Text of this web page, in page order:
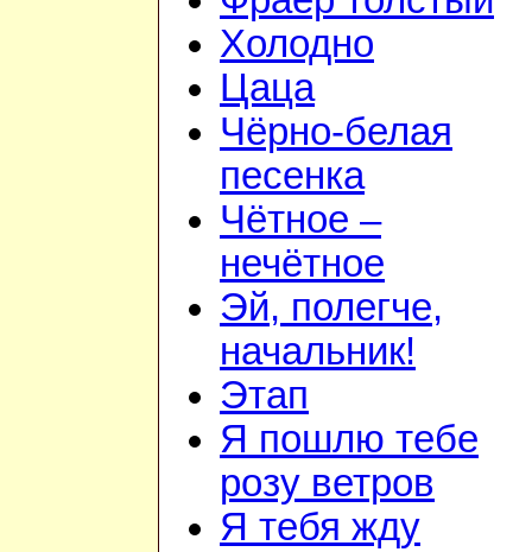
Холодно
Цаца
Чёрно-белая
песенка
Чётное –
нечётное
Эй, полегче,
начальник!
Этап
Я пошлю тебе
розу ветров
Я тебя жду